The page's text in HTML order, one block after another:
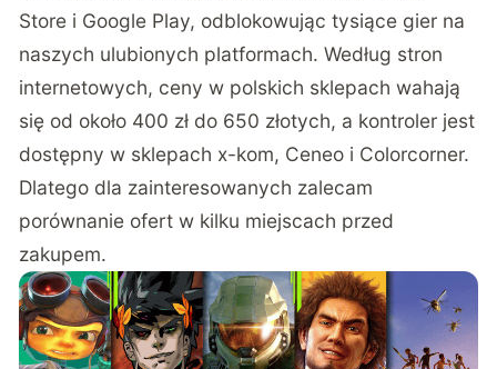
Store i Google Play, odblokowując tysiące gier na
naszych ulubionych platformach. Według stron
internetowych, ceny w polskich sklepach wahają
się od około 400 zł do 650 złotych, a kontroler jest
dostępny w sklepach x-kom, Ceneo i Colorcorner.
Dlatego dla zainteresowanych zalecam
porównanie ofert w kilku miejscach przed
zakupem.